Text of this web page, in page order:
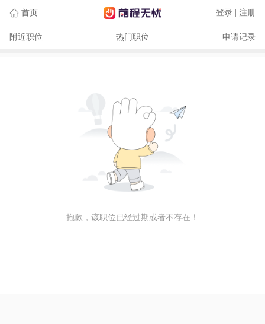
首页 登录 | 注册
附近职位 热门职位 申请记录
抱歉，该职位已经过期或者不存在！